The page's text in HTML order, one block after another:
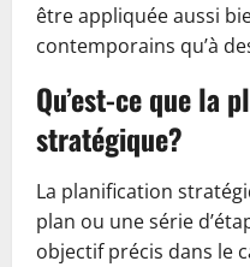
être appliquée aussi
contemporains qu’à
Qu’est-ce que la
stratégique?
La planification
plan ou une série
objectif précis dans le